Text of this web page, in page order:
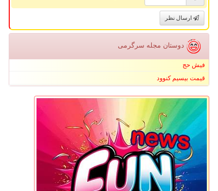
ارسال نظر
دوستان مجله سرگرمی
فیش حج
قیمت بیسیم کنوود